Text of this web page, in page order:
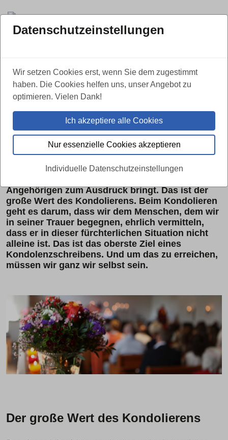
Wie kondoliere ich richtig? Tipps
um Beileid aufrichtig auszudrücken.
19.05.2020
Es geht nicht um die Geste, Mitleid oder die
Pflicht der Beileidsbekundung – es geht um
Angehörigen zum Ausdruck bringt. Das ist der
große Wert des Kondolierens. Beim Kondolieren
geht es darum, dass wir dem Menschen, dem wir
in seiner Trauer begegnen, ehrlich vermitteln,
dass er in dieser fürchterlichen Situation nicht
alleine ist. Das ist das oberste Ziel eines
Kondolenzschreibens. Und um das zu erreichen,
müssen wir ganz wir selbst sein.
Der große Wert des Kondolierens
Datenschutzeinstellungen
Wir setzen Cookies erst, wenn Sie dem zugestimmt
haben. Die Cookies helfen uns, unser Angebot zu
optimieren. Vielen Dank!
Ich akzeptiere alle Cookies
Nur essenzielle Cookies akzeptieren
Individuelle Datenschutzeinstellungen